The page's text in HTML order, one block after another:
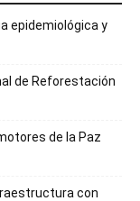
epidemiológica y
de Reforestación
de la Paz
con